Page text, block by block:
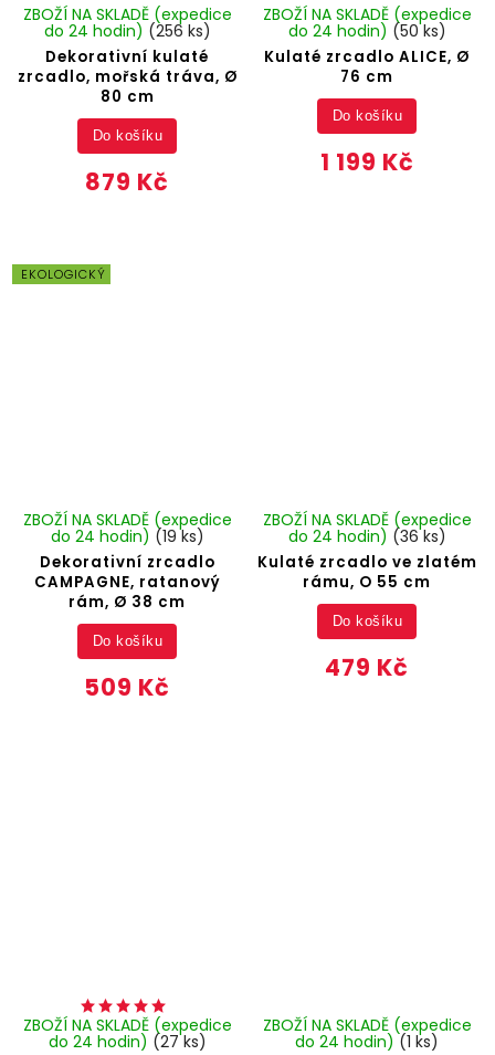
Dekorativní kulaté
zrcadlo, mořská tráva, Ø
80 cm
ZBOŽÍ NA SKLADĚ (expedice
do 24 hodin) (256 ks)
879 Kč
Do košíku
Kulaté zrcadlo ALICE, Ø
76 cm
ZBOŽÍ NA SKLADĚ (expedice
do 24 hodin) (50 ks)
1 199 Kč
Do košíku
EKOLOGICKÝ
Dekorativní zrcadlo
CAMPAGNE, ratanový
rám, Ø 38 cm
ZBOŽÍ NA SKLADĚ (expedice
do 24 hodin) (19 ks)
509 Kč
Do košíku
Kulaté zrcadlo ve zlatém
rámu, O 55 cm
ZBOŽÍ NA SKLADĚ (expedice
do 24 hodin) (36 ks)
479 Kč
Do košíku
ZBOŽÍ NA SKLADĚ (expedice
do 24 hodin) (27 ks)
ZBOŽÍ NA SKLADĚ (expedice
do 24 hodin) (1 ks)